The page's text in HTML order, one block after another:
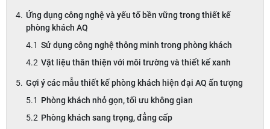
Ứng dụng công nghệ và yếu tố bền vững trong thiết kế
phòng khách AQ
Sử dụng công nghệ thông minh trong phòng khách
Vật liệu thân thiện với môi trường và thiết kế xanh
Gợi ý các mẫu thiết kế phòng khách hiện đại AQ ấn tượng
Phòng khách nhỏ gọn, tối ưu không gian
Phòng khách sang trọng, đẳng cấp